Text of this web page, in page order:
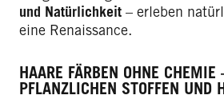
und Natürlichkeit – erleben
eine Renaissance.
HAARE FÄRBEN OHNE
PFLANZLICHEN STOFFEN UND